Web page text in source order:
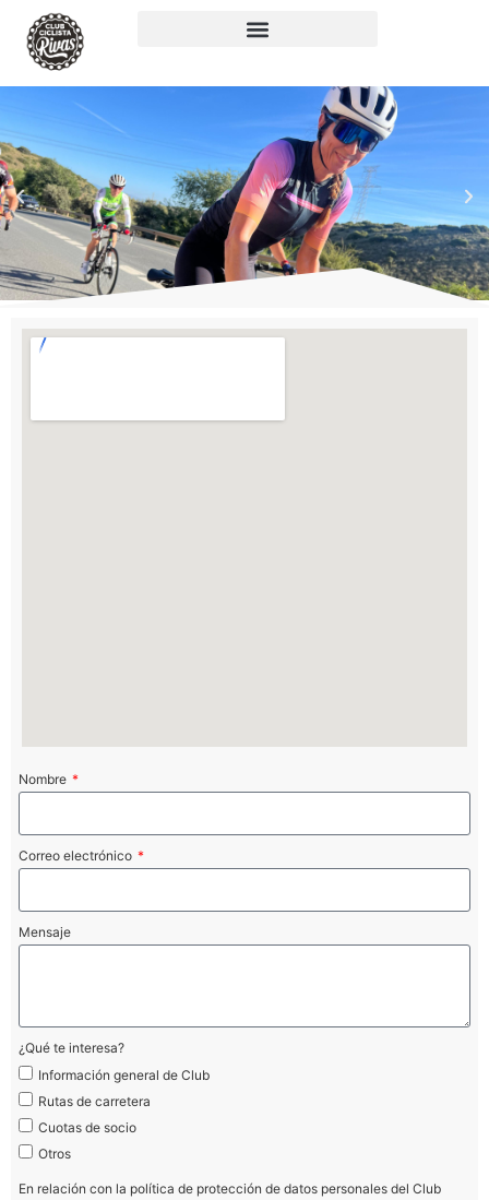
Nombre
Correo electrónico
Mensaje
¿Qué te interesa?
Información general de Club
Rutas de carretera
Cuotas de socio
Otros
En relación con la política de protección de datos personales del Club